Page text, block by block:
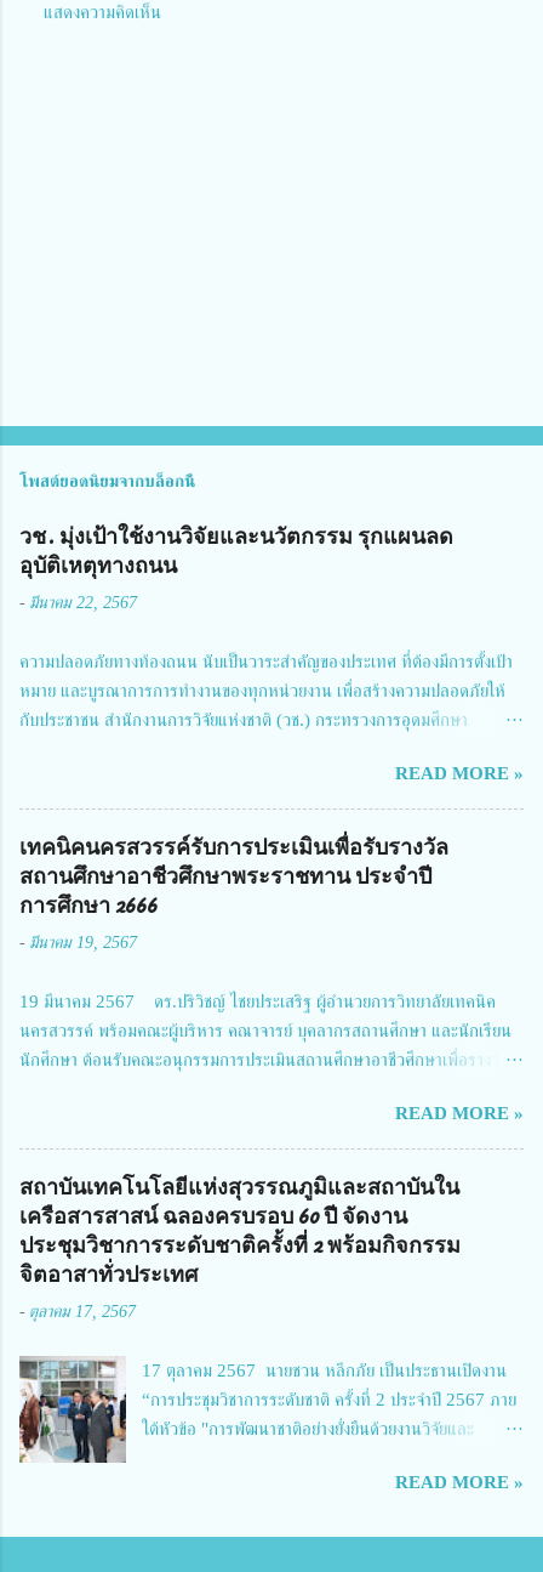
แสดงความคิดเห็น
โพสต์ยอดนิยมจากบล็อกนี้
วช. มุ่งเป้าใช้งานวิจัยและนวัตกรรม รุกแผนลด
อุบัติเหตุทางถนน
- มีนาคม 22, 2567
ความปลอดภัยทางท้องถนน นับเป็นวาระสำคัญของประเทศ ที่ต้องมีการตั้งเป้า
หมาย และบูรณาการการทำงานของทุกหน่วยงาน เพื่อสร้างความปลอดภัยให้
กับประชาชน สำนักงานการวิจัยแห่งชาติ (วช.) กระทรวงการอุดมศึกษา
สมาคมวิศวกรรมชีวการแพทย์ไทย จัดการประชุมเผยแพร่ผลการดำเนินงาน
โครงการการวิจัยเชิงปฏิบัติการโดยบูรณาการทุกภาคส่วน เพื่อลดอุบัติเหตุและ
การเสียชีวิตให้สอดคล้องกับเป้าหมายแผนแม่บทฉบับที่ 5 ในวันที่ 22 มีนาคม
2567 โดยมี ดร.วิภารัตน์ ดีอ่อง ผู้อำนวยการสำนักงานการวิจัยแห่งชาติ เป็น
ประธานในพิธีเปิดพร้อมให้นโยบายการผลักดันงานวิจัยเพื่อความปลอดภัยทาง
การประชุมในครั้งนี้ นางสาวสตตกมล เกียรติพานิช ผู้อำนวยการกองบริหารทุน
Richmond Stylish Convention Hotel จังหวัดนนทบุรี ดร.วิภารัตน์ ดีอ่อง
ผู้อำนวยการสำนักงานการวิจัยแห่งชาติ กล่าวว่า วช. ในฐานะหน่วยงานบริหาร
จัดการทุนวิจัยและนวัตกรรมได้เล็งเห็นถึงความสำคัญของกา...
READ MORE »
เทคนิคนครสวรรค์รับการประเมินเพื่อรับรางวัล
สถานศึกษาอาชีวศึกษาพระราชทาน ประจำปี
การศึกษา 2666
- มีนาคม 19, 2567
19 มีนาคม 2567 ดร.ปริวิชญ์ ไชยประเสริฐ ผู้อำนวยการวิทยาลัยเทคนิค
นครสวรรค์ พร้อมคณะผู้บริหาร คณาจารย์ บุคลากรสถานศึกษา และนักเรียน
นักศึกษา ต้อนรับคณะอนุกรรมการประเมินสถานศึกษาอาชีวศึกษาเพื่อรางวัล
นายจักรภพ เนวะมาตย์ ผู้อำนวยการวิทยาลัยเทคนิคตาก ประธานคณะอนุกร
รมการฯ 1.นายวณิชา คณะใน ผู้ทรงคุณวุฒิ 2.นายภัทธาวุธ โพธา ผู้อำนวย
การวิทยาลัยสารพัดช่างกำแพงเพชร 3.นางสาวหัตถาภรณ์ เสาร์เรือน ผู้อำนวย
การวิทยาลัยการอาชีพบ้านตาก 4.นางเพ็ญศรี ขุนทอง ผู้อำนวยการวิทยาลัย
การอาชีพรัตนประสิทธิ์วิทย์ 5.นายธเนศ คงวังทอง ผู้อำนวยการวิทยาลัย
เกษตรและเทคโนโลยีพิจิตร 6.นายชัยณรงค์ คชมาตย์ ผู้อำนวยการวิทยาลัย
8.นายณัฐกฤต ภูทวี รองผู้อำนวยการวิทยาลัยเทคนิคตาก นายจักรภพ กล่าว
ยาวนาน มีบุคลากร นักเรียน นักศึกษาจำนวนมาก ต้องการควา...
READ MORE »
สถาบันเทคโนโลยีแห่งสุวรรณภูมิและสถาบันใน
เครือสารสาสน์ ฉลองครบรอบ 60 ปี จัดงาน
ประชุมวิชาการระดับชาติครั้งที่ 2 พร้อมกิจกรรม
จิตอาสาทั่วประเทศ
- ตุลาคม 17, 2567
17 ตุลาคม 2567 นายชวน หลีกภัย เป็นประธานเปิดงาน
“การประชุมวิชาการระดับชาติ ครั้งที่ 2 ประจำปี 2567 ภาย
ใต้หัวข้อ "การพัฒนาชาติอย่างยั่งยืนด้วยงานวิจัยและ
Technology National Conference 2024: 'Towards
READ MORE »